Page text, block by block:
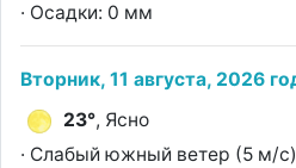
· Осадки: 0 мм
Вторник, 11 августа, 2026
23°, Ясно
· Слабый южный ветер (5 м/с)